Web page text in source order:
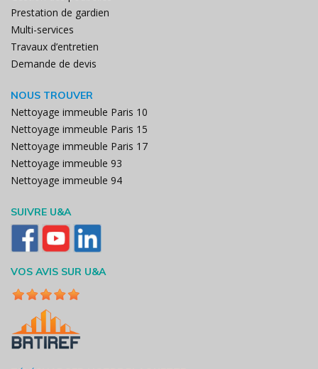
Prestation de gardien
Multi-services
Travaux d’entretien
Demande de devis
NOUS TROUVER
Nettoyage immeuble Paris 10
Nettoyage immeuble Paris 15
Nettoyage immeuble Paris 17
Nettoyage immeuble 93
Nettoyage immeuble 94
SUIVRE U&A
VOS AVIS SUR U&A